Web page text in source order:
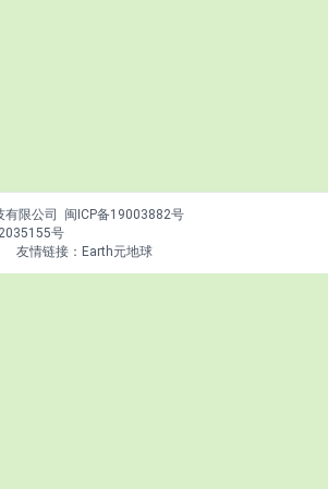
限公司
闽ICP备19003882号
号
友情链接： Earth元地球